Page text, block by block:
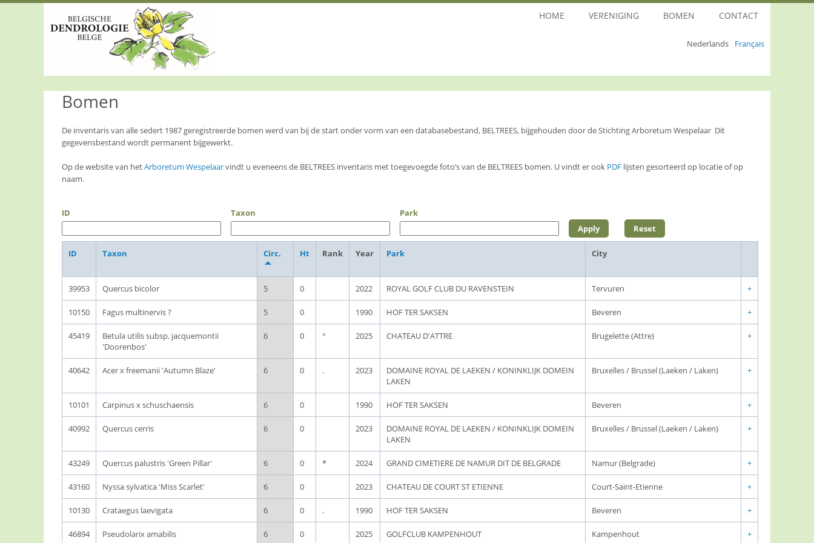
Nederlands Français
HOME VERENIGING BOMEN CONTACT
Bomen
De inventaris van alle sedert 1987 geregistreerde bomen werd van bij de start onder vorm van een databasebestand, BELTREES, bijgehouden door de Stichting Arboretum Wespelaar Dit
gegevensbestand wordt permanent bijgewerkt.
Op de website van hetArboretum Wespelaarvindt u eveneens de BELTREES inventaris met toegevoegde foto’s van de BELTREES bomen. U vindt er ook PDF lijsten gesorteerd op locatie of op
naam.
ID Taxon Park
ID Taxon Circ. Ht Rank Year Park City
39953 Quercus bicolor 5 0 2022 ROYAL GOLF CLUB DU RAVENSTEIN Tervuren +
10150 Fagus multinervis ? 5 0 1990 HOF TER SAKSEN Beveren +
45419
Betula utilis subsp. jacquemontii
'Doorenbos'
6 0 ° 2025 CHATEAU D'ATTRE Brugelette (Attre) +
40642 Acer x freemanii 'Autumn Blaze' 6 0 . 2023
DOMAINE ROYAL DE LAEKEN / KONINKLIJK DOMEIN
LAKEN
Bruxelles / Brussel (Laeken / Laken) +
10101 Carpinus x schuschaensis 6 0 1990 HOF TER SAKSEN Beveren +
40992 Quercus cerris 6 0 2023
DOMAINE ROYAL DE LAEKEN / KONINKLIJK DOMEIN
LAKEN
Bruxelles / Brussel (Laeken / Laken) +
43249 Quercus palustris 'Green Pillar' 6 0 * 2024 GRAND CIMETIERE DE NAMUR DIT DE BELGRADE Namur (Belgrade) +
43160 Nyssa sylvatica 'Miss Scarlet' 6 0 2023 CHATEAU DE COURT ST ETIENNE Court-Saint-Etienne +
10130 Crataegus laevigata 6 0 . 1990 HOF TER SAKSEN Beveren +
46894 Pseudolarix amabilis 6 0 2025 GOLFCLUB KAMPENHOUT Kampenhout +